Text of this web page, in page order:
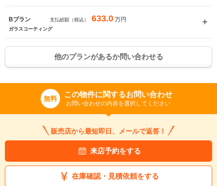
Bプラン 支払総額（税込） 633.0 万円
ガラスコーティング
他のプランがあるか問い合わせる
無料 この物件に関するお問い合わせ
お問い合わせの内容を選択してください
販売店から最短即日、メールで返答！
来店予約をする
在庫確認・見積依頼をする